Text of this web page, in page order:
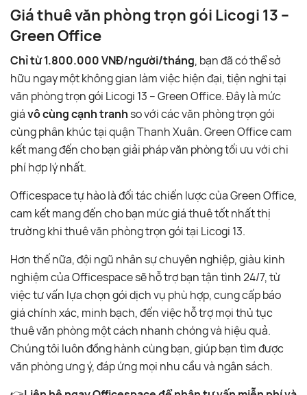
Giá thuê văn phòng trọn gói Licogi 13 –
Green Office
Chỉ từ 1.800.000 VNĐ/người/tháng, bạn đã có thể sở
hữu ngay một không gian làm việc hiện đại, tiện nghi tại
văn phòng trọn gói Licogi 13 – Green Office. Đây là mức
giávô cùng cạnh tranhso với các văn phòng trọn gói
cùng phân khúc tại quận Thanh Xuân. Green Office cam
kết mang đến cho bạn giải pháp văn phòng tối ưu với chi
phí hợp lý nhất.
Officespace tự hào là đối tác chiến lược của Green Office,
cam kết mang đến cho bạn mức giá thuê tốt nhất thị
trường khi thuê văn phòng trọn gói tại Licogi 13.
Hơn thế nữa, đội ngũ nhân sự chuyên nghiệp, giàu kinh
nghiệm của Officespace sẽ hỗ trợ bạn tận tình 24/7, từ
việc tư vấn lựa chọn gói dịch vụ phù hợp, cung cấp báo
giá chính xác, minh bạch, đến việc hỗ trợ mọi thủ tục
thuê văn phòng một cách nhanh chóng và hiệu quả.
Chúng tôi luôn đồng hành cùng bạn, giúp bạn tìm được
văn phòng ưng ý, đáp ứng mọi nhu cầu và ngân sách.